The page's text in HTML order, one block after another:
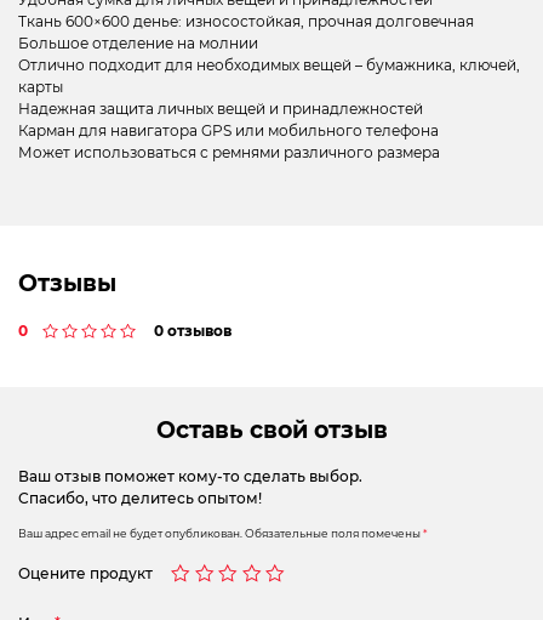
Ткань 600×600 денье: износостойкая, прочная долговечная
Большое отделение на молнии
Отлично подходит для необходимых вещей – бумажника, ключей,
карты
Надежная защита личных вещей и принадлежностей
Карман для навигатора GPS или мобильного телефона
Может использоваться с ремнями различного размера
Отзывы
0 0 отзывов
Оставь свой отзыв
Ваш отзыв поможет кому-то сделать выбор.
Спасибо, что делитесь опытом!
Ваш адрес email не будет опубликован. Обязательные поля помечены*
Оцените продукт